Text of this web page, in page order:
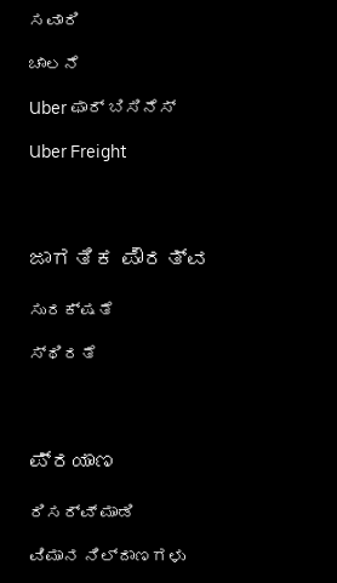
ಸವಾರಿ
ಚಾಲನೆ
Uber ಫಾರ್ ಬಿಸಿನೆಸ್
Uber Freight
ಜಾಗತಿಕ ಪೌರತ್ವ
ಸುರಕ್ಷತೆ
ಸ್ಥಿರತೆ
ಪ್ರಯಾಣ
ರಿಸರ್ವ್ ಮಾಡಿ
ವಿಮಾನ ನಿಲ್ದಾಣಗಳು